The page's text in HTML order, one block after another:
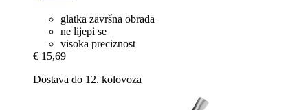
glatka završna obrada
ne lijepi se
visoka preciznost
€ 15,69
Dostava do 12. kolovoza